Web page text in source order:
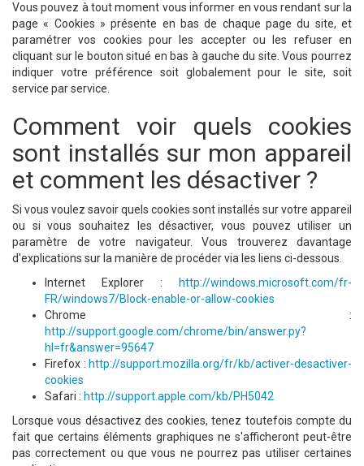
Vous pouvez à tout moment vous informer en vous rendant sur la
page « Cookies » présente en bas de chaque page du site, et
paramétrer vos cookies pour les accepter ou les refuser en
cliquant sur le bouton situé en bas à gauche du site. Vous pourrez
indiquer votre préférence soit globalement pour le site, soit
service par service.
Comment voir quels cookies
sont installés sur mon appareil
et comment les désactiver ?
Si vous voulez savoir quels cookies sont installés sur votre appareil
ou si vous souhaitez les désactiver, vous pouvez utiliser un
paramètre de votre navigateur. Vous trouverez davantage
d'explications sur la manière de procéder via les liens ci-dessous.
Internet Explorer :
http://windows.microsoft.com/fr-
FR/windows7/Block-enable-or-allow-cookies
Chrome :
http://support.google.com/chrome/bin/answer.py?
hl=fr&answer=95647
Firefox : http://support.mozilla.org/fr/kb/activer-desactiver-
cookies
Safari : http://support.apple.com/kb/PH5042
Lorsque vous désactivez des cookies, tenez toutefois compte du
fait que certains éléments graphiques ne s'afficheront peut-être
pas correctement ou que vous ne pourrez pas utiliser certaines